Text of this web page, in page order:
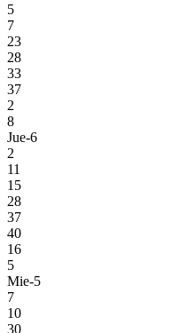
5
7
23
28
33
37
2
8
Jue-6
2
11
15
28
37
40
16
5
Mie-5
7
10
30